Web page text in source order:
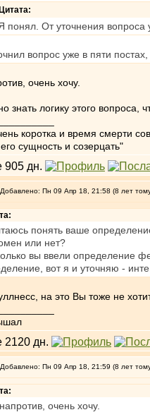
Цитата:
понял. От уточнения вопроса
вопрос уже в пяти
очень хочу.
знать логику этого вопроса,
коротка и время смерти
его сущность и созерцать"
Добавлено: Пн 09 Апр 18, 21:58 (8 лет
понять ваше
или нет?
вы ввели определение
вот я и уточняю -
на это Вы тоже не
Добавлено: Пн 09 Апр 18, 21:59 (8 лет
очень хочу.